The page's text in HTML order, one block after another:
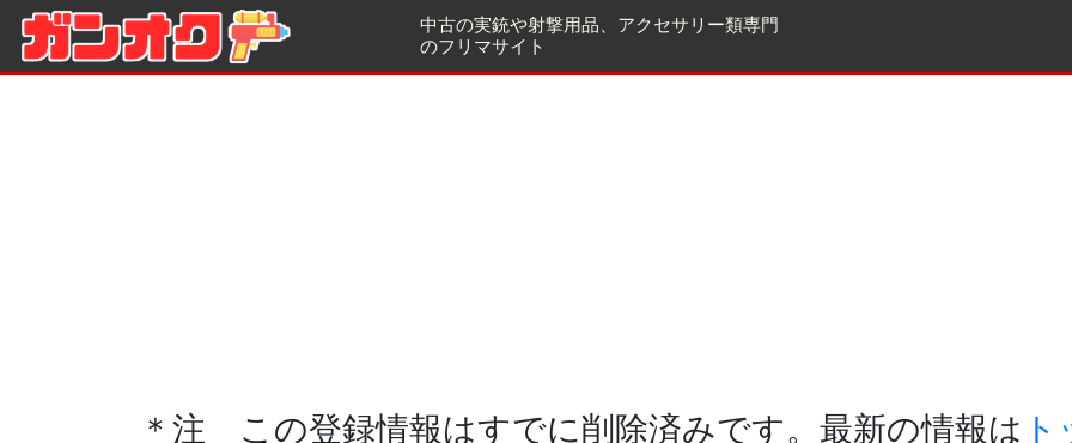
中古の実銃や射撃用品、アクセサリー類専門
のフリマサイト
＊注 この登録情報はすでに削除済みです。最新の情報は